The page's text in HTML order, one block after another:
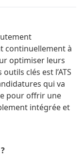
continuellement à
optimiser leurs
clés est l’ATS
qui va
pour offrir une
intégrée et